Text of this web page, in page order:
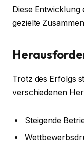
Diese
gezielte
Trotz des Erfolgs
verschiedenen
Steigende